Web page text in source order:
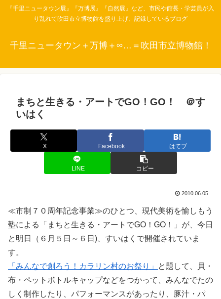
『千里ニュータウン展』『万博展』『自然展』など、市民や館長・学芸員が入
り乱れて吹田市立博物館を盛り上げ、記録しているブログ
千里ニュータウン＋万博＋∞…＝吹田市立博物館！
まちと生きる・アートでGO！GO！ ＠す
いはく
X Facebook はてブ
LINE コピー
2010.06.05
≪市制７０周年記念事業≫のひとつ、現代美術を愉しもう
塾による「まちと生きる・アートでGO！GO！」が、今日
と明日（６月５日～６日)、すいはくで開催されていま
す。
「みんなで創ろう！カラリン村のお祭り」
と題して、貝・
布・ペットボトルキャップなどをつかって、みんなでたの
しく制作したり、パフォーマンスがあったり、豚汁・パ